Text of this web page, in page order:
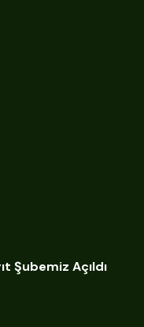
Şubemiz Açıldı